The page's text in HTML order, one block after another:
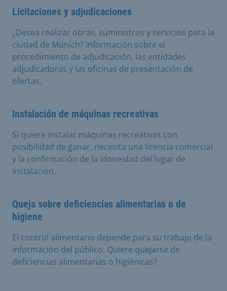
Licitaciones y adjudicaciones
¿Desea realizar obras, suministros y servicios para la
ciudad de Múnich? Información sobre el
procedimiento de adjudicación, las entidades
adjudicadoras y las oficinas de presentación de
ofertas.
Instalación de máquinas recreativas
Si quiere instalar máquinas recreativas con
posibilidad de ganar, necesita una licencia comercial
y la confirmación de la idoneidad del lugar de
instalación.
Queja sobre deficiencias alimentarias o de
higiene
El control alimentario depende para su trabajo de la
información del público. Quiere quejarse de
deficiencias alimentarias o higiénicas?